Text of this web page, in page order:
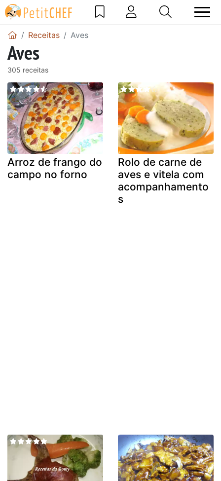
Receitas Aves
Aves
305 receitas
Arroz de frango do
campo no forno
Rolo de carne de
aves e vitela com
acompanhamento
s